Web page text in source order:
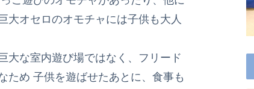
大オセロのオモチャには子供も大人
な室内遊び場ではなく、フリード
ため 子供を遊ばせたあとに、食事も